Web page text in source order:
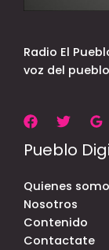
Radio El
voz del
Pueblo
Quienes
Nosotros
Contenido
Contactate